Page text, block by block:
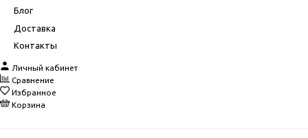
Блог
Доставка
Контакты
Личный кабинет
Сравнение
Избранное
Корзина